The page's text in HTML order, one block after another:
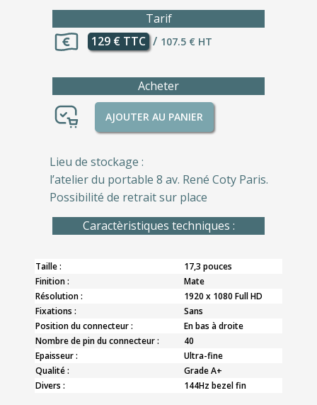
Tarif
129 € TTC / 107.5 € HT
Acheter
AJOUTER AU PANIER
Lieu de stockage :
l’atelier du portable 8 av. René Coty Paris.
Possibilité de retrait sur place
Caractèristiques techniques :
Taille :
17,3 pouces
Finition :
Mate
Résolution :
1920 x 1080 Full HD
Fixations :
Sans
Position du connecteur :
En bas à droite
Nombre de pin du connecteur :
40
Epaisseur :
Ultra-fine
Qualité :
Grade A+
Divers :
144Hz bezel fin